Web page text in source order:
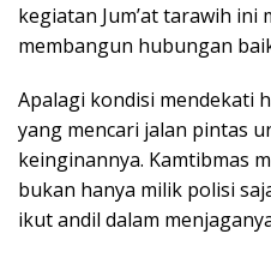
kegiatan Jum’at tarawih ini
membangun hubungan
Apalagi kondisi mendekati
yang mencari jalan pintas
keinginannya. Kamtibmas
bukan hanya milik polisi
ikut andil dalam